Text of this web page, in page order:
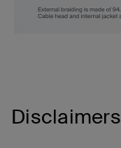
Disclaimers